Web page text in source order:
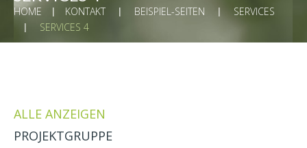
HOME KONTAKT BEISPIEL-SEITEN
SERVICES
SERVICES 4
ALLE ANZEIGEN
PROJEKTGRUPPE